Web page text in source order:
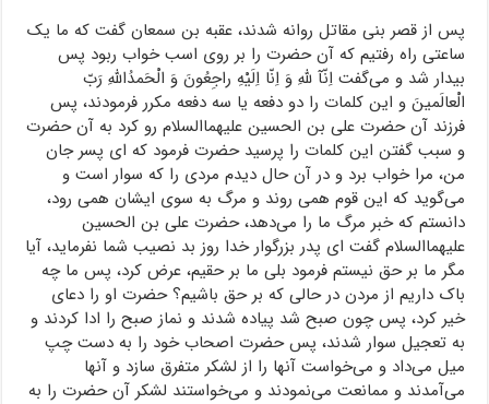
پس از قصر بنی مقاتل روانه شدند، عقبه بن سمعان گفت که ما یک
ساعتی راه رفتیم که آن حضرت را بر روی اسب خواب ربود پس
بیدار شد و می‌گفت اِنّآ للهِ وَ اِنّا اِلَیْهِ راجِعُونَ وَ الْحَمدُاللهِ رَبّ
الْعالَمینَ و این کلمات را دو دفعه یا سه دفعه مکرر فرمودند، پس
فرزند آن حضرت علی بن الحسین علیهماالسلام رو کرد به آن حضرت
و سبب گفتن این کلمات را پرسید حضرت فرمود که ای پسر جان
من، مرا خواب برد و در آن حال دیدم مردی را که سوار است و
می‌گوید که این قوم همی روند و مرگ به سوی ایشان همی رود،
دانستم که خبر مرگ ما را می‌دهد، حضرت علی بن الحسین
علیهماالسلام گفت ای پدر بزرگوار خدا روز بد نصیب شما نفرماید، آیا
مگر ما بر حق نیستم فرمود بلی ما بر حقیم، عرض کرد، پس ما چه
باک داریم از مردن در حالی که بر حق باشیم؟ حضرت او را دعای
خیر کرد، پس چون صبح شد پیاده شدند و نماز صبح را ادا کردند و
به تعجیل سوار شدند، پس حضرت اصحاب خود را به دست چپ
میل می‌داد و می‌خواست آنها را از لشکر متفرق سازد و آنها
می‌آمدند و ممانعت می‌نمودند و می‌خواستند لشکر آن حضرت را به